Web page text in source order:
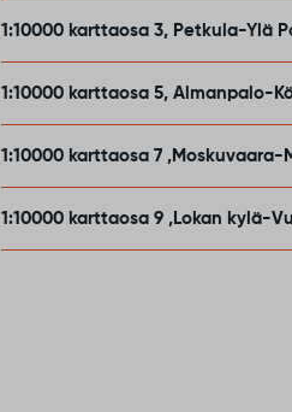
1:10000 karttaosa 3, Petkula-Ylä
1:10000 karttaosa 5, Almanpalo-
1:10000 karttaosa 7 ,Moskuvaara-
1:10000 karttaosa 9 ,Lokan kylä-